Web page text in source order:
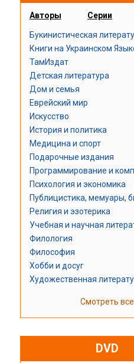
Авторы Серии
Букинистическая
Книги на Украинском
ТамИздат
Детская литература
Дом и семья
Еврейский мир
Искусство
История и политика
Медицина и спорт
Подарочные издания
Программирование и
Психология и экономика
Публицистика, мемуары,
Религия и эзотерика
Учебная и научная
Филология
Философия
Хобби и досуг
Художественная
Смотреть все
DVD